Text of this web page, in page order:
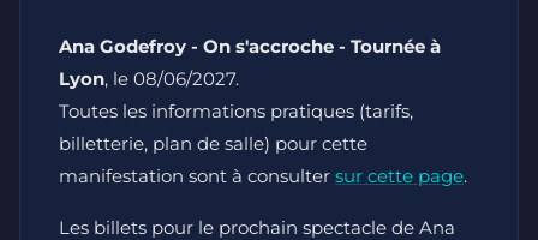
Ana Godefroy - On s'accroche - Tournée à
Lyon, le 08/06/2027.
Toutes les informations pratiques (tarifs,
billetterie, plan de salle) pour cette
manifestation sont à consulter sur cette page.
Les billets pour le prochain spectacle de Ana